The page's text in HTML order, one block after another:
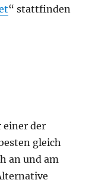
“ stattfinden
einer der
gleich
an und am